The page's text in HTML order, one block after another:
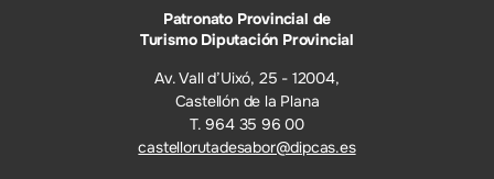
Patronato Provincial de
Turismo Diputación Provincial
Av. Vall d’Uixó, 25 - 12004,
Castellón de la Plana
T. 964 35 96 00
castellorutadesabor@dipcas.es